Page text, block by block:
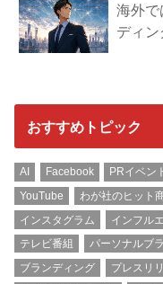
海外で
ディン
おすすめトピック
AI Facebook PRイベン
YouTube
わが社のヒット
インスタグラム
インフル
テレビ番組
パーソナルブ
ブランディング
プレスリ